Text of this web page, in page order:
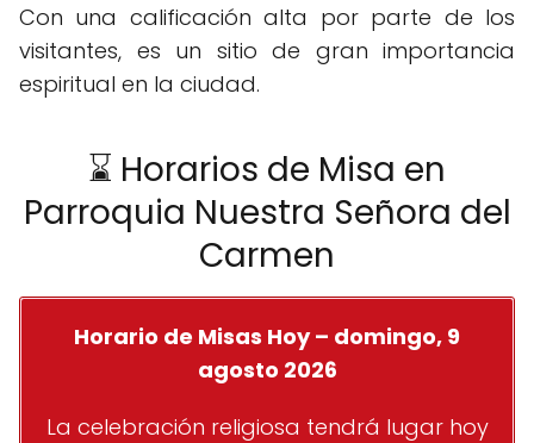
Con una calificación alta por parte de los
visitantes, es un sitio de gran importancia
espiritual en la ciudad.
⌛ Horarios de Misa en
Parroquia Nuestra Señora del
Carmen
Horario de Misas Hoy – domingo, 9
agosto 2026
La celebración religiosa tendrá lugar hoy